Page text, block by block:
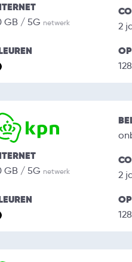
GB / 5G netwerk 2
GB / 5G netwerk 2